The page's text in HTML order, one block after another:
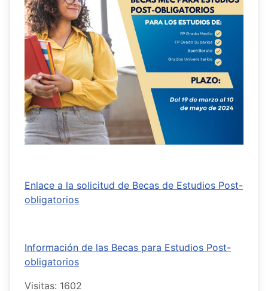
Enlace a la solicitud de Becas de Estudios Post-
obligatorios
Información de las Becas para Estudios Post-
obligatorios
Visitas: 1602